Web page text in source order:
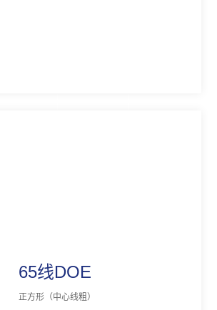
65线DOE
正方形（中心线粗）